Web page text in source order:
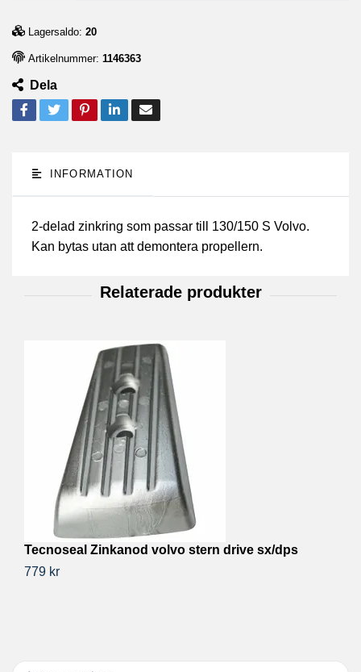
Lagersaldo: 20
Artikelnummer: 1146363
Dela
INFORMATION
2-delad zinkring som passar till 130/150 S Volvo.
Kan bytas utan att demontera propellern.
Tecnoseal Zinkanod volvo stern drive sx/dps
779 kr